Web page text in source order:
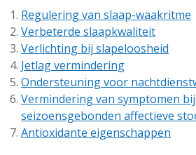
Regulering van slaap-waakritme
Verbeterde slaapkwaliteit
Verlichting bij slapeloosheid
Jetlag vermindering
Ondersteuning voor
Vermindering van symptomen bij
seizoensgebonden affectieve
Antioxidante eigenschappen